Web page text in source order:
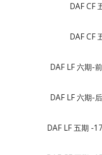
DAF CF
DAF CF
DAF LF 六期-
DAF LF 六期-
DAF LF 五期 -